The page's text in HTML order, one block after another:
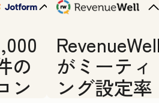
の
ン
RevenueWell
がミーティ
ング設定率